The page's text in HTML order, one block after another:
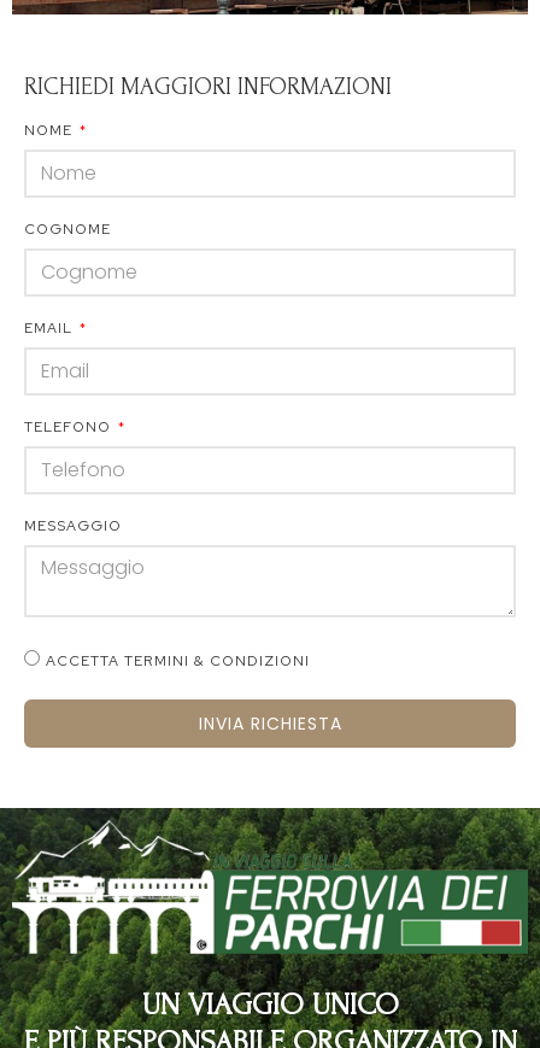
RICHIEDI MAGGIORI INFORMAZIONI
NOME
COGNOME
EMAIL
TELEFONO
MESSAGGIO
ACCETTA TERMINI & CONDIZIONI
INVIA RICHIESTA
UN VIAGGIO UNICO